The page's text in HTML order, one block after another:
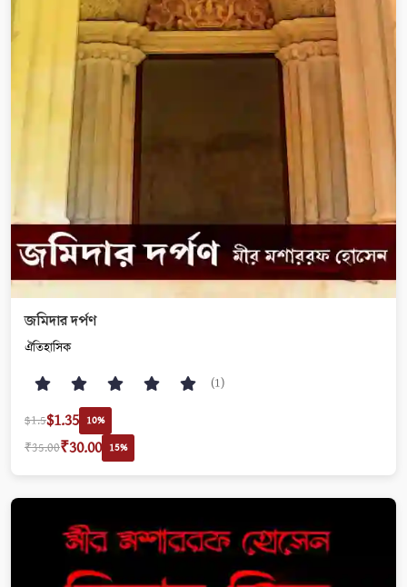
জমিদার দর্পণ
ঐতিহাসিক
(1)
$1.5$1.35 10%
₹35.00₹30.00 15%